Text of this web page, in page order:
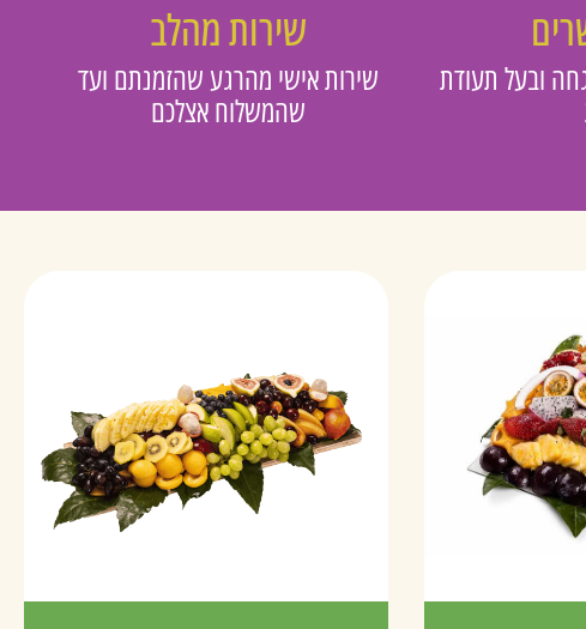
ובעל תעודת
שירות מהלב
שירות אישי מהרגע שהזמנתם ועד
שהמשלוח אצלכם